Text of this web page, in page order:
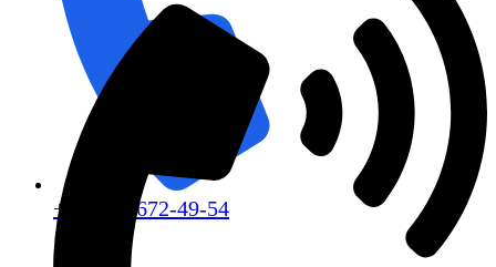
+7 (913) 672-49-54